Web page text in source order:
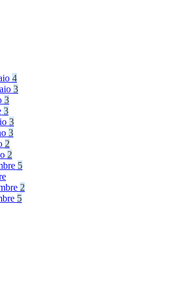
4
3
3
3
3
3
2
2
5
2
5